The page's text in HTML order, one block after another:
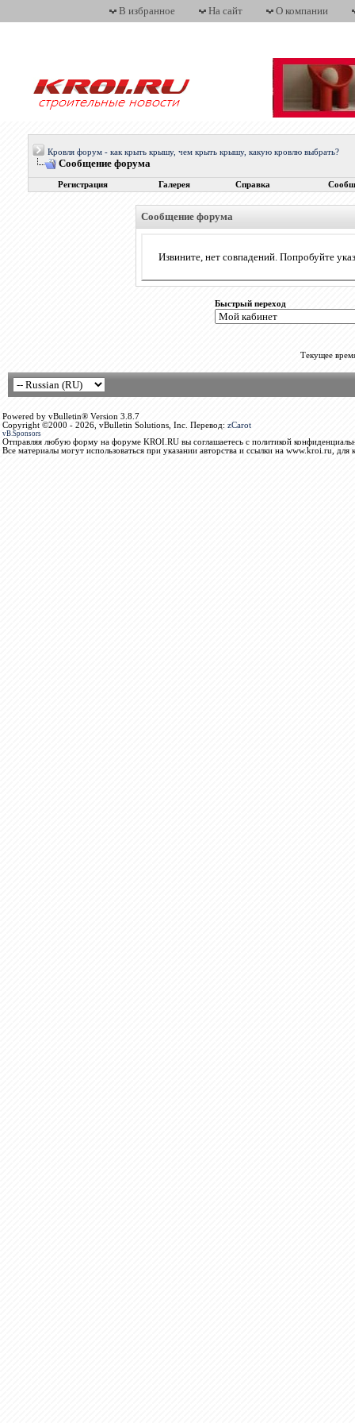
В избранное На сайт О компании
Кровля форум - как крыть крышу, чем крыть крышу, какую кровлю выбрать?
Сообщение форума
Регистрация Галерея Справка
Сообщение форума
Извините, нет совпадений. Попробуйте
Быстрый переход
Текущее
Powered by vBulletin® Version 3.8.7
Copyright ©2000 - 2026, vBulletin Solutions, Inc. Перевод: zCarot
vB.Sponsors
Отправляя любую форму на форуме KROI.RU вы соглашаетесь с политикой
Все материалы могут использоваться при указании авторства и ссылки на www.kroi.ru, для